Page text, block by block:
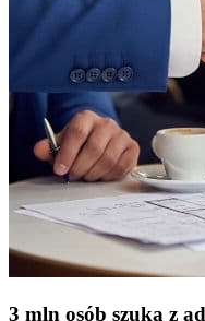
3 mln osób szuka z